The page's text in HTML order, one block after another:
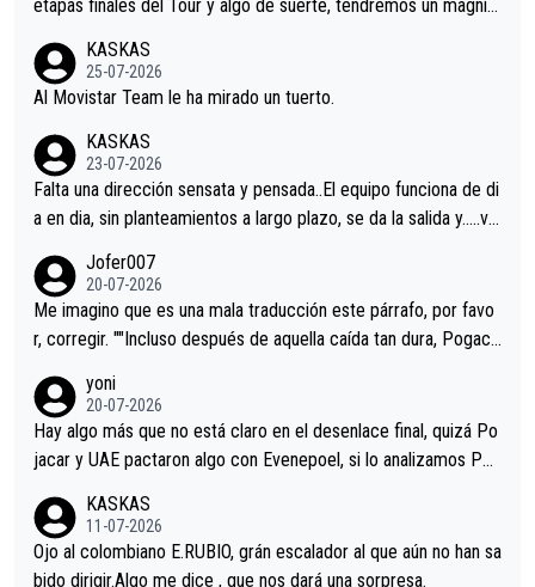
etapas finales del Tour y algo de suerte, tendremos un magnífi
KASKAS
25-07-2026
Al Movistar Team le ha mirado un tuerto.
KASKAS
23-07-2026
Falta una dirección sensata y pensada..El equipo funciona de di
a en dia, sin planteamientos a largo plazo, se da la salida y…..ve
Minguez, Velez etc etc.Me da pena vivir estos momentos tan
tristes sin victorias.
Jofer007
20-07-2026
Me imagino que es una mala traducción este párrafo, por favo
r, corregir. ""Incluso después de aquella caída tan dura, Pogaca
permaneció pegado a su rueda. Parecía increíble la forma en l
a que era capaz de controlar el miedo", recordó."
yoni
20-07-2026
Hay algo más que no está claro en el desenlace final, quizá Po
jacar y UAE pactaron algo con Evenepoel, si lo analizamos Poj
i sin pedalear, luego está el saludo con Evenepoel dándose la
mano de una manera muy fraternal, más allá de los típicos toqu
es en el hombro con que saludaba a Vingegard. Ahí hubo una in
KASKAS
11-07-2026
Ojo al colombiano E.RUBIO, grán escalador al que aún no han sa
bido dirigir.Algo me dice , que nos dará una sorpresa.